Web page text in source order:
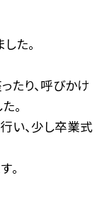
た。
たり、呼びかけ
。
い、少し卒業式
。